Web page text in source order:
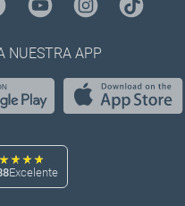
NUESTRA APP
Excelente